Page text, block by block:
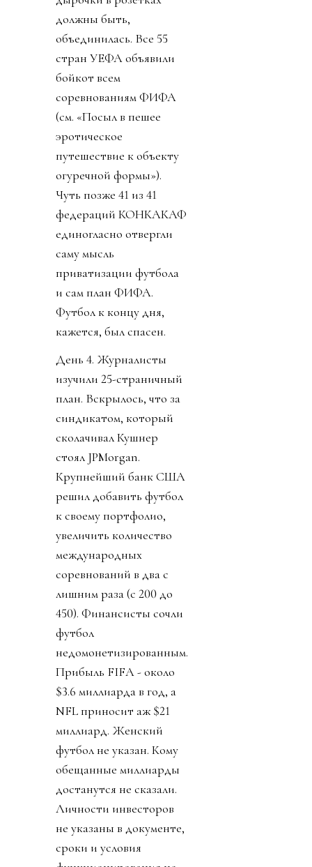
должны быть,
объединилась. Все 55
стран УЕФА объявили
бойкот всем
соревнованиям ФИФА
(см. «Посыл в пешее
эротическое
путешествие к объекту
огуречной формы»).
Чуть позже 41 из 41
федераций КОНКАКАФ
единогласно отвергли
саму мысль
приватизации футбола
и сам план ФИФА.
Футбол к концу дня,
кажется, был спасен.
День 4. Журналисты
изучили 25-страничный
план. Вскрылось, что за
синдикатом, который
сколачивал Кушнер
стоял JPMorgan.
Крупнейший банк США
решил добавить футбол
к своему портфолио,
увеличить количество
международных
соревнований в два с
лишним раза (с 200 до
450). Финансисты сочли
футбол
недомонетизированным.
Прибыль FIFA - около
$3.6 миллиарда в год, а
NFL приносит аж $21
миллиард. Женский
футбол не указан. Кому
обещанные миллиарды
достанутся не сказали.
Личности инвесторов
не указаны в документе,
сроки и условия